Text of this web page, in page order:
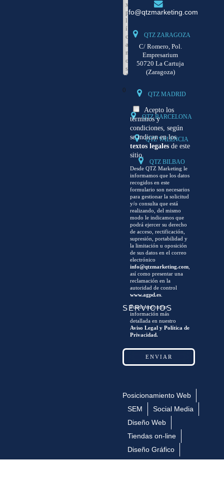
0
Acepto los
términos y
condiciones, según
se indican en los
textos legales de este
sitio.
Desde QTZ Marketing le
informamos que los datos
recogidos en este
formulario son necesarios
para gestionar la solicitud
y/o consulta que está
realizando, del mismo
modo le indicamos que
podrá ejercer su derecho
de acceso, rectificación,
supresión, portabilidad y
la limitación u oposición
de sus datos en el correo
electrónico
info@qtzmarketing.com
así como presentar una
reclamación en la
autoridad de control
www.agpd.es
Puede encontrar
información más
detallada en nuestro
Aviso Legal y Política de
Privacidad.
info@qtzmarketing.com
QTZ ZARAGOZA
C/ Romero, Pol.
Empresarium
50720 La Cartuja
(Zaragoza)
QTZ MADRID
QTZ BARCELONA
QTZ VALENCIA
QTZ BILBAO
SERVICIOS
Posicionamiento Web
SEM
Social Media
Diseño Web
Tiendas on-line
Diseño Gráfico